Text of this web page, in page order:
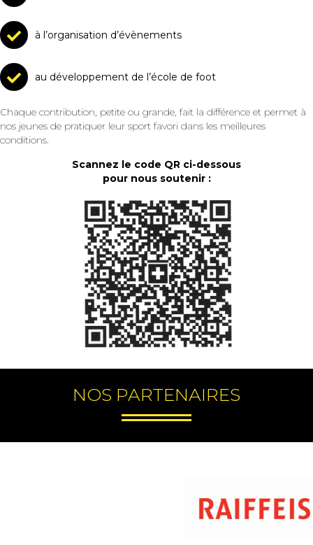
à l’organisation d’évènements
au développement de l’école de foot
Chaque contribution, petite ou grande, fait la différence et permet à
nos jeunes de pratiquer leur sport favori dans les meilleures
conditions.
Scannez le code QR ci-dessous
pour nous soutenir :
NOS PARTENAIRES